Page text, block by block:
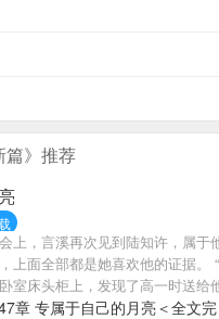
篇》推荐
上，言溪再次见到陆知许，属
上面全部都是她喜欢他的证据。
室床头柜上，发现了高一时送
暗恋的那个人，正好也在暗恋着你
章 专属于自己的月亮＜全文完